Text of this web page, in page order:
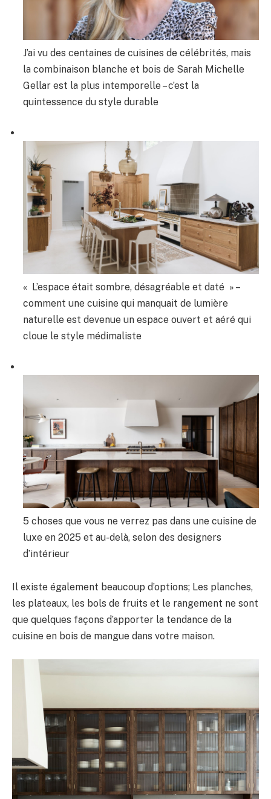
J’ai vu des centaines de cuisines de célébrités, mais
la combinaison blanche et bois de Sarah Michelle
Gellar est la plus intemporelle – c’est la
quintessence du style durable
« L’espace était sombre, désagréable et daté » –
comment une cuisine qui manquait de lumière
naturelle est devenue un espace ouvert et aéré qui
cloue le style médimaliste
5 choses que vous ne verrez pas dans une cuisine de
luxe en 2025 et au-delà, selon des designers
d’intérieur
Il existe également beaucoup d’options; Les planches,
les plateaux, les bols de fruits et le rangement ne sont
que quelques façons d’apporter la tendance de la
cuisine en bois de mangue dans votre maison.